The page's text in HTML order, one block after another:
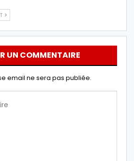
UN COMMENTAIRE
email ne sera pas publiée.